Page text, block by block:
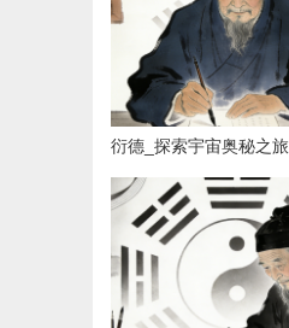
衍德_探索宇宙奥秘之旅